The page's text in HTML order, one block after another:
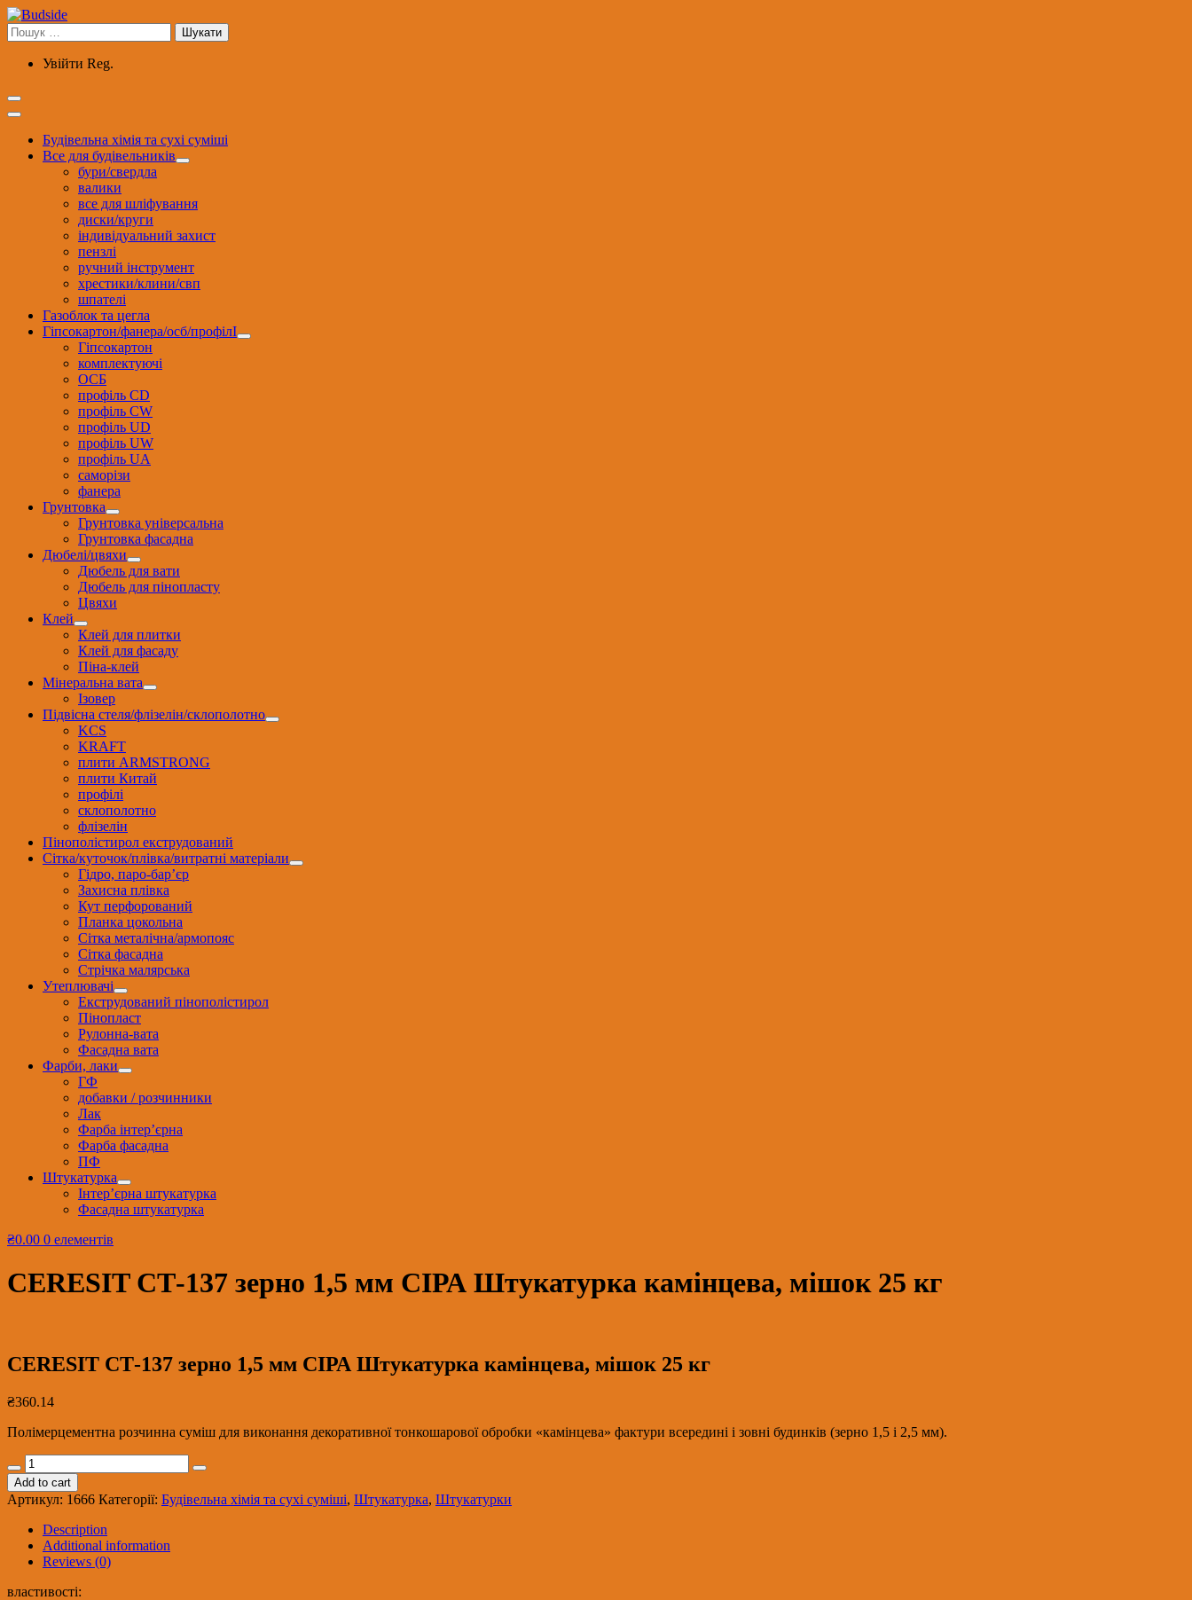
Перейти
до
вмісту
Пошук:
Увійти Reg.
Будівельна хімія та сухі суміші
Все для будівельників
бури/свердла
валики
все для шліфування
диски/круги
індивідуальний захист
пензлі
ручний інструмент
хрестики/клини/свп
шпателі
Газоблок та цегла
Гіпсокартон/фанера/осб/профілІ
Гіпсокартон
комплектуючі
ОСБ
профіль CD
профіль CW
профіль UD
профіль UW
профіль UА
саморізи
фанера
Грунтовка
Грунтовка універсальна
Грунтовка фасадна
Дюбелі/цвяхи
Дюбель для вати
Дюбель для пінопласту
Цвяхи
Клей
Клей для плитки
Клей для фасаду
Піна-клей
Мінеральна вата
Ізовер
Підвісна стеля/флізелін/склополотно
KCS
KRAFT
плити ARMSTRONG
плити Китай
профілі
склополотно
флізелін
Пінополістирол екструдований
Сітка/куточок/плівка/витратні матеріали
Гідро, паро-бар’єр
Захисна плівка
Кут перфорований
Планка цокольна
Сітка металічна/армопояс
Сітка фасадна
Стрічка малярська
Утеплювачі
Екструдований пінополістирол
Пінопласт
Рулонна-вата
Фасадна вата
Фарби, лаки
ГФ
добавки / розчинники
Лак
Фарба інтер’єрна
Фарба фасадна
ПФ
Штукатурка
Інтер’єрна штукатурка
Фасадна штукатурка
₴0.00 0 елементів
CERESIT СТ-137 зерно 1,5 мм СІРА Штукатурка камінцева, мішок 25 кг
CERESIT СТ-137 зерно 1,5 мм СІРА Штукатурка камінцева, мішок 25 кг
₴360.14
Полімерцементна розчинна суміш для виконання декоративної тонкошарової обробки «камінцева» фактури всередині і зовні будинків (зерно 1,5 і 2,5 мм).
CERESIT
СТ-137
зерно
1,5
мм
СІРА
Штукатурка
камінцева,
мішок
Add to cart
Артикул: 1666 Категорії: Будівельна хімія та сухі суміші, Штукатурка, Штукатурки
Description
Additional information
Reviews (0)
властивості: